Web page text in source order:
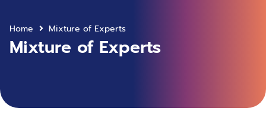
Home Mixture of Experts
Mixture of Experts